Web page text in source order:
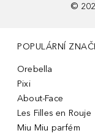
©
POPULÁRNÍ
Orebella
Pixi
About-Face
Les Filles en Rouje
Miu Miu parfém